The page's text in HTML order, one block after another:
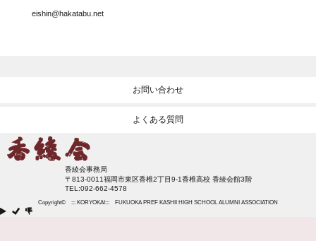
eishin@hakatabu.net
お問い合わせ
よくある質問
香綾会事務局
〒813-0011福岡市東区香椎2丁目9-1香椎高校 香綾会館3階
TEL:092-662-4578
Copyright© ::: KORYOKAI::: FUKUOKA PREF KASHII HIGH SCHOOL ALUMNI ASSOCIATION
  